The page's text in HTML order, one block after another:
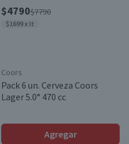
$4790$7790
$1699 x lt
Coors
Pack 6 un. Cerveza Coors
Lager 5.0° 470 cc
Agregar